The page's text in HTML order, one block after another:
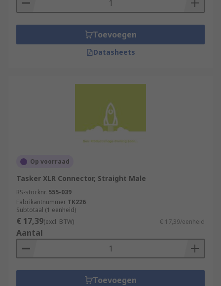
Toevoegen
Datasheets
Op voorraad
Tasker XLR Connector, Straight Male
RS-stocknr. 555-039
Fabrikantnummer TK226
Subtotaal (1 eenheid)
€ 17,39(excl. BTW) € 17,39/eenheid
Aantal
Toevoegen